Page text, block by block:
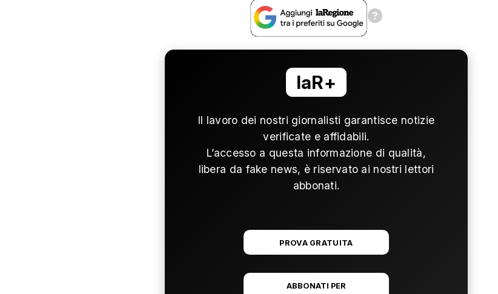
laR+
Il lavoro dei nostri giornalisti garantisce notizie
verificate e affidabili.
L’accesso a questa informazione di qualità,
libera da fake news, è riservato ai nostri lettori
abbonati.
PROVA GRATUITA
ABBONATI PER